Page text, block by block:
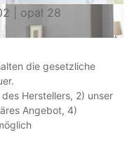
| opal 28
die gesetzliche
Herstellers, 2) unser
Angebot, 4)